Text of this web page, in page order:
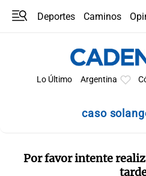
Deportes Caminos
Lo Último Argentina
caso
Por favor intente